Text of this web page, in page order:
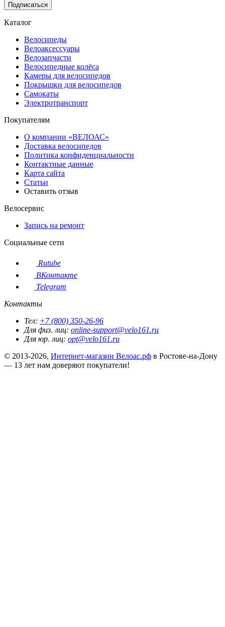
Подписаться
Каталог
Велосипеды
Велоаксессуары
Велозапчасти
Велосипедные колёса
Камеры для велосипедов
Покрышки для велосипедов
Самокаты
Электротранспорт
Покупателям
О компании «ВЕЛОАС»
Доставка велосипедов
Политика конфиденциальности
Контактные данные
Карта сайта
Статьи
Оставить отзыв
Велосервис
Запись на ремонт
Социальные сети
Rutube
ВКонтакте
Telegram
Контакты
Тел: +7 (800) 350-26-96
Для физ. лиц: online-support@velo161.ru
Для юр. лиц: opt@velo161.ru
© 2013-2026, Интернет-магазин Велоас.рф в Ростове-на-Дону
— 13 лет нам доверяют покупатели!